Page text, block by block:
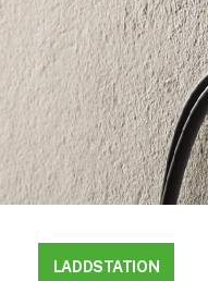
LADDSTATION